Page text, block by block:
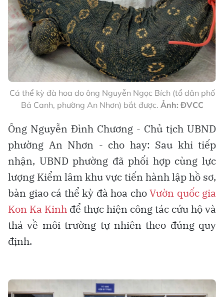
Cá thể kỳ đà hoa do ông Nguyễn Ngọc Bích (tổ dân phố
Bả Canh, phường An Nhơn) bắt được. Ảnh: ĐVCC
Ông Nguyễn Đình Chương - Chủ tịch UBND
phường An Nhơn - cho hay: Sau khi tiếp
nhận, UBND phường đã phối hợp cùng lực
lượng Kiểm lâm khu vực tiến hành lập hồ sơ,
bàn giao cá thể kỳ đà hoa choVườn quốc gia
Kon Ka Kinh để thực hiện công tác cứu hộ và
thả về môi trường tự nhiên theo đúng quy
định.